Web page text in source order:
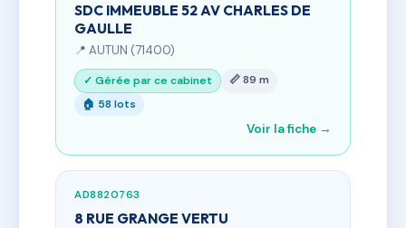
SDC IMMEUBLE 52 AV CHARLES DE
GAULLE
📍 AUTUN (71400)
✓ Gérée par ce cabinet
📏 89 m
🏠 58 lots
Voir la fiche →
AD8820763
8 RUE GRANGE VERTU